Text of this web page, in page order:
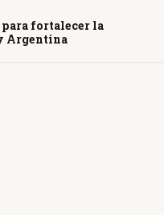
fortalecer la
Argentina